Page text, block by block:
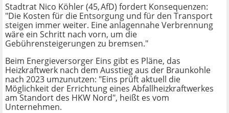
Stadtrat Nico Köhler (45, AfD) fordert Konsequenzen:
"Die Kosten für die Entsorgung und für den Transport
steigen immer weiter. Eine anlagennahe Verbrennung
wäre ein Schritt nach vorn, um die
Gebührensteigerungen zu bremsen."
Beim Energieversorger Eins gibt es Pläne, das
Heizkraftwerk nach dem Ausstieg aus der Braunkohle
nach 2023 umzunutzen: "Eins prüft aktuell die
Möglichkeit der Errichtung eines Abfallheizkraftwerkes
am Standort des HKW Nord", heißt es vom
Unternehmen.